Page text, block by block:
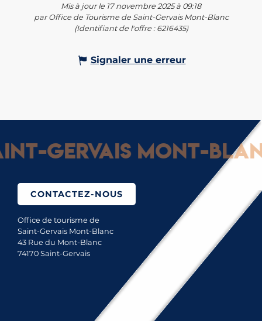
Mis à jour le 17 novembre 2025 à 09:18
par Office de Tourisme de Saint-Gervais Mont-Blanc
(Identifiant de l'offre : 6216435)
Signaler une erreur
Gervais Mont-
CONTACTEZ-NOUS
Office de tourisme de
Saint-Gervais Mont-Blanc
43 Rue du Mont-Blanc
74170 Saint-Gervais